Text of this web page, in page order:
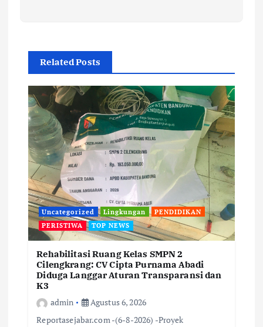
Related Posts
Uncategorized Lingkungan
PENDIDIKAN
PERISTIWA
TOP NEWS
Rehabilitasi Ruang Kelas SMPN 2
Cilengkrang: CV Cipta Purnama Abadi
Diduga Langgar Aturan Transparansi dan
K3
admin
Agustus 6, 2026
Reportasejabar.com -(6-8-2026) -Proyek